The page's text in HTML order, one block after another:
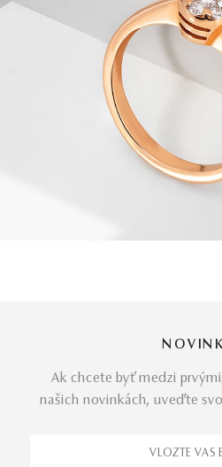
Ak chcete byť medzi
našich novinkách, uveďte